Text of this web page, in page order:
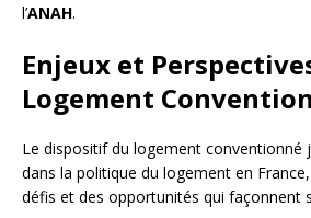
l’ANAH.
Enjeux et
Logement
Le dispositif du logement conventionné
dans la politique du logement en
défis et des opportunités qui façonnent